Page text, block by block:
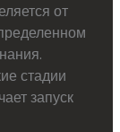
от
стадии
запуск